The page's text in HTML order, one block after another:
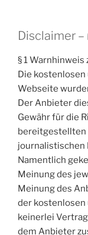
Disclaimer
§ 1 Warnhinweis
Die
Webseite
Der Anbieter
Gewähr für die
bereitgestellten
journalistischen
Namentlich
Meinung des
Meinung des
der kostenlosen
keinerlei
dem Anbieter